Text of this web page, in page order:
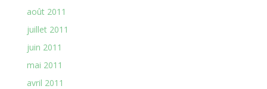
août 2011
juillet 2011
juin 2011
mai 2011
avril 2011